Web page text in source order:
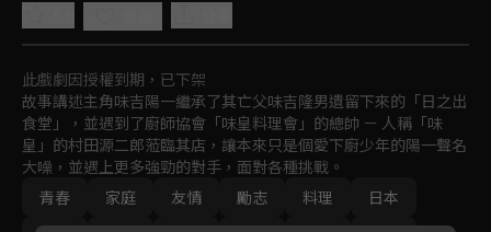
此戲劇因授權到期，已下架
故事講述主角味吉陽一繼承了其亡父味吉隆男遺留下來的「日之出
食堂」，並遇到了廚師協會「味皇料理會」的總帥 － 人稱「味
皇」的村田源二郎蒞臨其店，讓本來只是個愛下廚少年的陽一聲名
大噪，並遇上更多強勁的對手，面對各種挑戰。
青春
家庭 友情 勵志 料理
日本